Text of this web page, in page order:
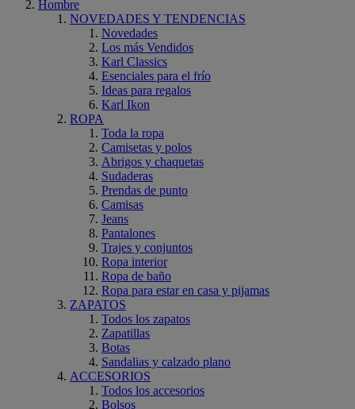
Hombre
NOVEDADES Y TENDENCIAS
Novedades
Los más Vendidos
Karl Classics
Esenciales para el frío
Ideas para regalos
Karl Ikon
ROPA
Toda la ropa
Camisetas y polos
Abrigos y chaquetas
Sudaderas
Prendas de punto
Camisas
Jeans
Pantalones
Trajes y conjuntos
Ropa interior
Ropa de baño
Ropa para estar en casa y pijamas
ZAPATOS
Todos los zapatos
Zapatillas
Botas
Sandalias y calzado plano
ACCESORIOS
Todos los accesorios
Bolsos